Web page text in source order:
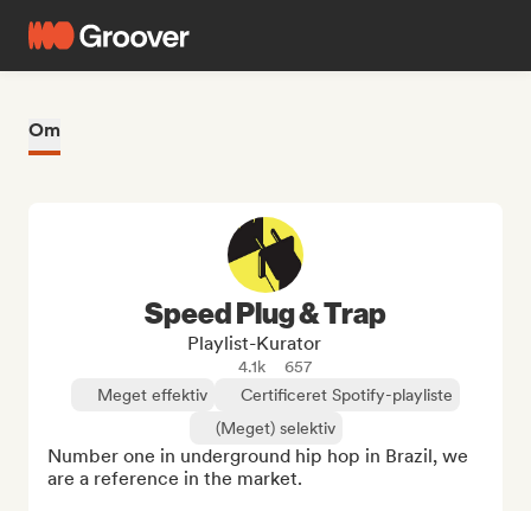
Om
Speed Plug & Trap
Playlist-Kurator
4.1k
657
Meget effektiv
Certificeret Spotify-playliste
(Meget) selektiv
Number one in underground hip hop in Brazil, we
are a reference in the market.